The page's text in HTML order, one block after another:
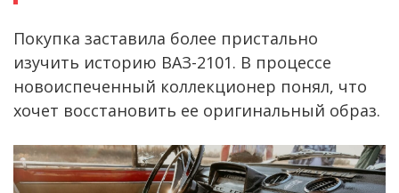
Покупка заставила более пристально
изучить историю ВАЗ-2101. В процессе
новоиспеченный коллекционер понял, что
хочет восстановить ее оригинальный образ.